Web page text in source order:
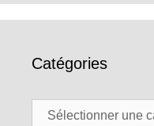
Catégories
Catégories